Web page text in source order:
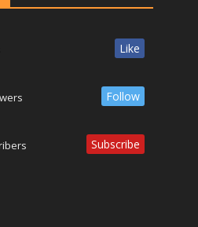
Like
Follow
Subscribe